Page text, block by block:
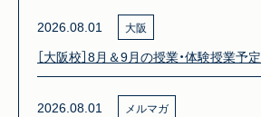
2026.08.01 大阪
［大阪校］8月＆9月の授業・体験授業予定
2026.08.01 メルマガ